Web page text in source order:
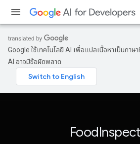
Google ใช้เทคโนโลยี AI เพื่อแปลเนื้อหาเป็นภา
AI อาจมีข้อผิดพลาด